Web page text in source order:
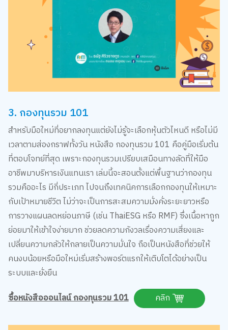
3. กองทุนรวม 101
สำหรับมือใหม่ที่อยากลงทุนแต่ยังไม่รู้จะเลือกหุ้นตัวไหนดี หรือไม่มี
เวลาตามส่องกราฟทั้งวัน หนังสือ กองทุนรวม 101 คือคู่มือเริ่มต้น
ที่ตอบโจทย์ที่สุด เพราะกองทุนรวมเปรียบเสมือนทางลัดที่ให้มือ
อาชีพมาบริหารเงินแทนเรา เล่มนี้จะสอนตั้งแต่พื้นฐานว่ากองทุน
รวมคืออะไร มีกี่ประเภท ไปจนถึงเทคนิคการเลือกกองทุนให้เหมาะ
กับเป้าหมายชีวิต ไม่ว่าจะเป็นการสะสมความมั่งคั่งระยะยาวหรือ
การวางแผนลดหย่อนภาษี (เช่น ThaiESG หรือ RMF) ซึ่งเนื้อหาถูก
ย่อยมาให้เข้าใจง่ายมาก ช่วยลดความกังวลเรื่องความเสี่ยงและ
เปลี่ยนความกลัวให้กลายเป็นความมั่นใจ ถือเป็นหนังสือที่ช่วยให้
คนงบน้อยหรือมือใหม่เริ่มสร้างพอร์ตแรกให้เติบโตได้อย่างเป็น
ระบบและยั่งยืน
ซื้อหนังสือออนไลน์ กองทุนรวม 101
คลิก